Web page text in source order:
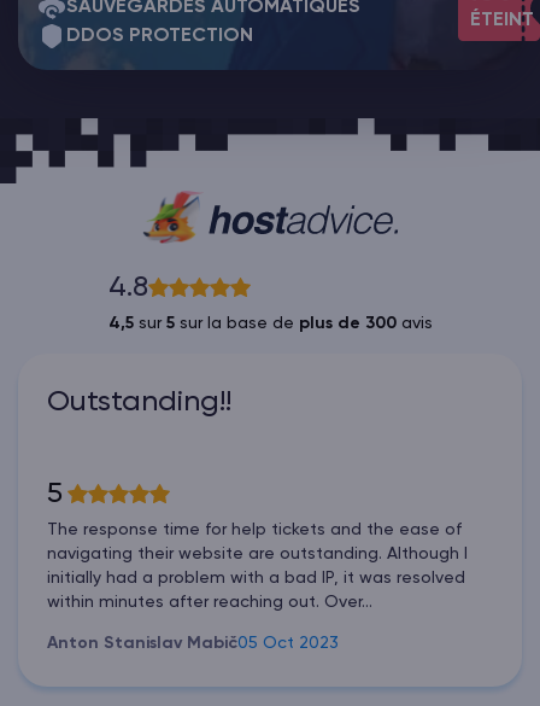
ÉTEINT
SAUVEGARDES AUTOMATIQUES
DDOS PROTECTION
4.8
4,5sur 5sur la base de plus de 300avis
Outstanding!!
5
The response time for help tickets and the ease of
navigating their website are outstanding. Although I
initially had a problem with a bad IP, it was resolved
within minutes after reaching out. Over...
Anton Stanislav Mabič05 Oct 2023